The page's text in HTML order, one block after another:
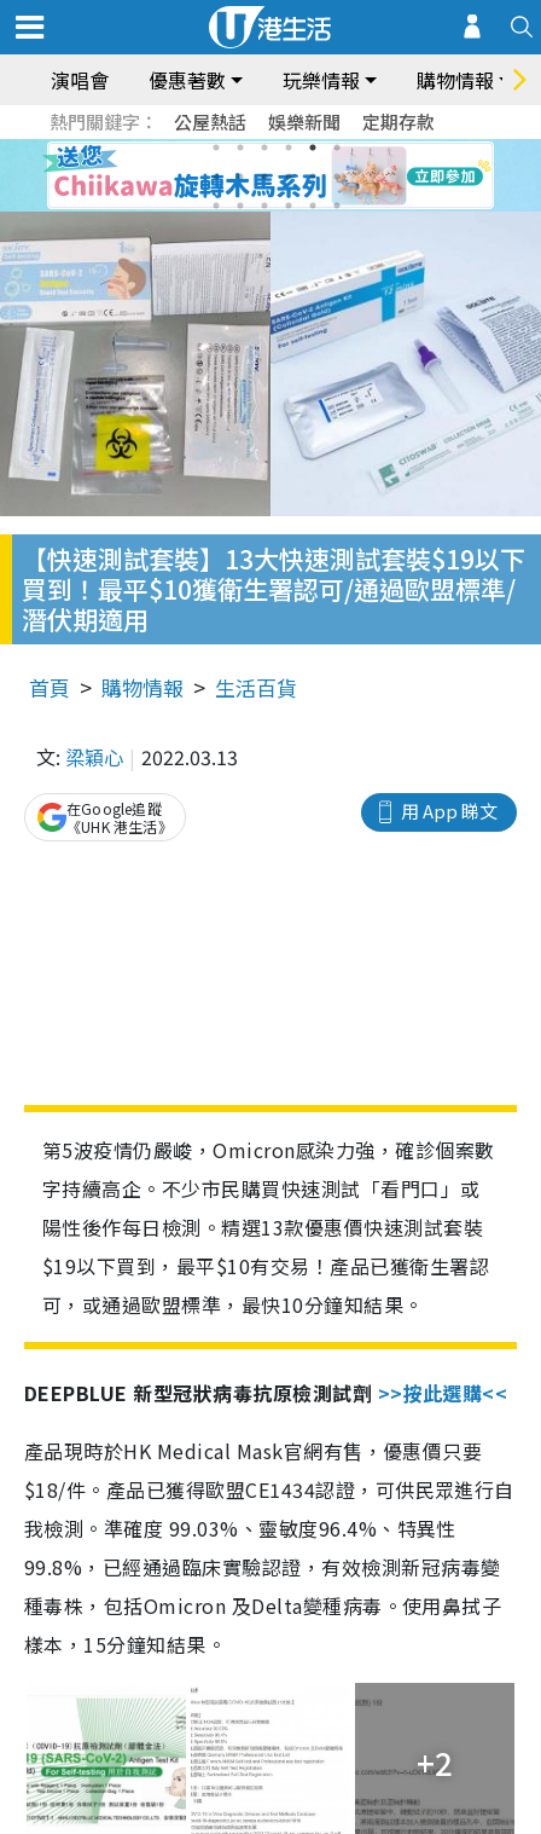
演唱會 優惠著數 玩樂情報 購物情報
熱門關鍵字： 公屋熱話 娛樂新聞 定期存款
【快速測試套裝】13大快速測試套裝$19以下
買到！最平$10獲衛生署認可/通過歐盟標準/
潛伏期適用
首頁 購物情報 生活百貨
文: 梁穎心 2022.03.13
用 App 睇文
在Google追蹤
《UHK 港生活》
第5波疫情仍嚴峻，Omicron感染力強，確診個案數
字持續高企。不少市民購買快速測試「看門口」或
陽性後作每日檢測。精選13款優惠價快速測試套裝
$19以下買到，最平$10有交易！產品已獲衛生署認
可，或通過歐盟標準，最快10分鐘知結果。
DEEPBLUE 新型冠狀病毒抗原檢測試劑 >>按此選購<<
產品現時於HK Medical Mask官網有售，優惠價只要
$18/件。產品已獲得歐盟CE1434認證，可供民眾進行自
我檢測。準確度 99.03%、靈敏度96.4%、特異性
99.8%，已經通過臨床實驗認證，有效檢測新冠病毒變
種毒株，包括Omicron 及Delta變種病毒。使用鼻拭子
樣本，15分鐘知結果。
+2